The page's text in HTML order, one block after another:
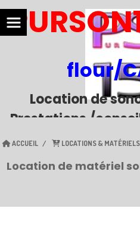
flour/
Location de
Prestations /
ACCUEIL LOCATIONS & MATÉRIELS
Location de matériel